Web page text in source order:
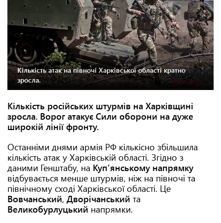
Кількість атак на півночі Харківської області кратно
зросла.
Кількість російських штурмів на Харківщині
зросла. Ворог атакує Сили оборони на дуже
широкій лінії фронту.
Останніми днями армія РФ кількісно збільшила
кількість атак у Харківській області. Згідно з
даними Генштабу, на Куп'янському напрямку
відбувається менше штурмів, ніж на півночі та
північному сході Харківської області. Це
Вовчанський, Дворічанський та
Великобурлуцький напрямки.